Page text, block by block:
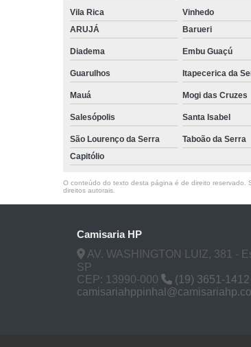
Vila Rica Vinhedo
ARUJÁ
Barueri
Diadema Embu Guaçú
Guarulhos Itapecerica da
Mauá Mogi das Cruzes
Salesópolis Santa Isabel
São Lourenço da Serra Taboão da Serra
Capitólio
O conteúdo do texto desta página é de direito reservado.
direitos autorais
Camisaria HP
AV. WASHINGTON LUIZ, 381 -
SP
CEP: 13990-000
(19) 3651-1412